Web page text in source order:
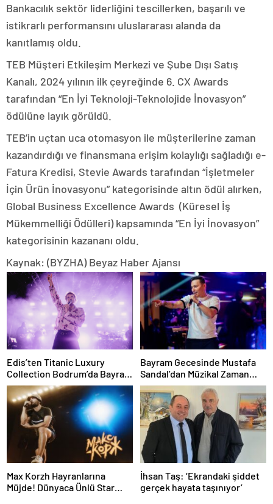
Bankacılık sektör liderliğini tescillerken, başarılı ve
istikrarlı performansını uluslararası alanda da
kanıtlamış oldu.
TEB Müşteri Etkileşim Merkezi ve Şube Dışı Satış
Kanalı, 2024 yılının ilk çeyreğinde 6. CX Awards
tarafından “En İyi Teknoloji-Teknolojide İnovasyon”
ödülüne layık görüldü.
TEB’in uçtan uca otomasyon ile müşterilerine zaman
kazandırdığı ve finansmana erişim kolaylığı sağladığı e-
Fatura Kredisi, Stevie Awards tarafından “İşletmeler
İçin Ürün İnovasyonu” kategorisinde altın ödül alırken,
Global Business Excellence Awards (Küresel İş
Mükemmelliği Ödülleri) kapsamında “En İyi İnovasyon”
kategorisinin kazananı oldu.
Kaynak: (BYZHA) Beyaz Haber Ajansı
Edis’ten Titanic Luxury
Collection Bodrum’da Bayram
Gecesine Damga Vuran
Performans
Bayram Gecesinde Mustafa
Sandal’dan Müzikal Zaman
Yolculuğu
Max Korzh Hayranlarına
Müjde! Dünyaca Ünlü Star
İhsan Taş: ‘Ekrandaki şiddet
gerçek hayata taşınıyor’